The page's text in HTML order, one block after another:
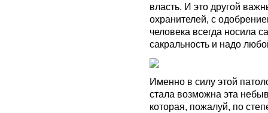
власть. И это другой
охранителей, с
человека всегда носила
сакральность и надо
Именно в силу этой
стала возможна эта
которая, пожалуй, по